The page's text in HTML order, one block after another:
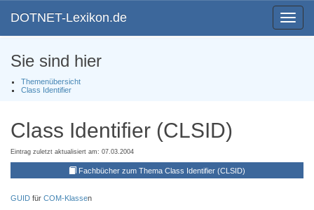
Toggle
DOTNET-Lexikon.de
Sie sind hier
Themenübersicht
Class Identifier
Class Identifier (CLSID)
Eintrag zuletzt aktualisiert am: 07.03.2004
Fachbücher zum Thema Class Identifier (CLSID)
GUID für COM-Klassen